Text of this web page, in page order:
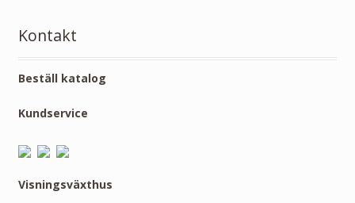
Kontakt
Beställ katalog
Kundservice
Visningsväxthus